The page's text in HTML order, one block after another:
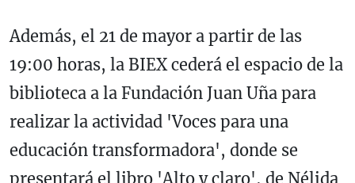
Además, el 21 de mayor a partir de las
19:00 horas, la BIEX cederá el espacio de la
biblioteca a la Fundación Juan Uña para
realizar la actividad 'Voces para una
educación transformadora', donde se
presentará el libro 'Alto y claro', de Nélida